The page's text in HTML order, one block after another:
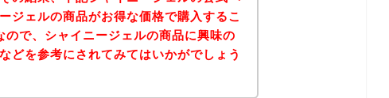
ジェルの商品がお得な価格で購入するこ
ので、シャイニージェルの商品に興味の
どを参考にされてみてはいかがでしょう